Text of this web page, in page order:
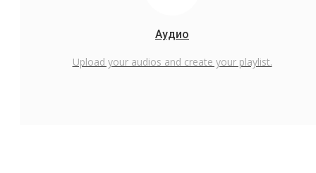
Аудио
Upload your audios and create your playlist.